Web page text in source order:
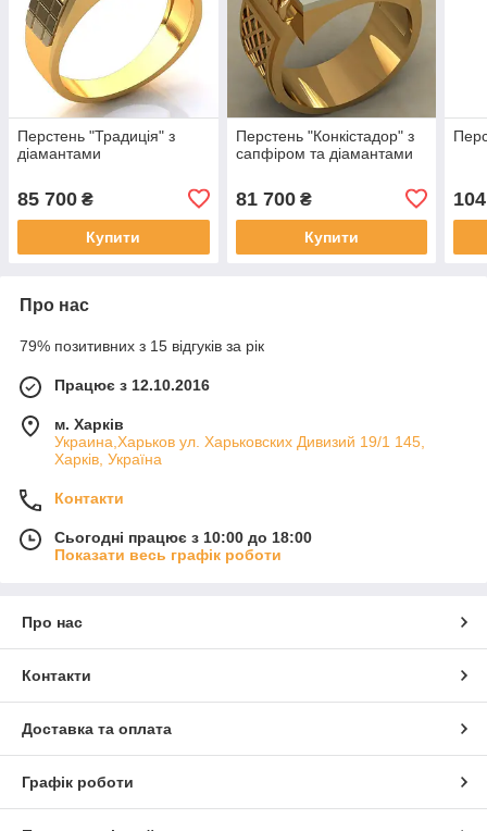
Перстень "Традиція" з
діамантами
85 700 ₴
Купити
Перстень "Конкістадор" з
сапфіром та діамантами
81 700₴
Купити
Про нас
79% позитивних з 15 відгуків за рік
Працює з 12.10.2016
м. Харків
Украина,Харьков ул. Харьковских Дивизий 19/1 145,
Харків, Україна
Контакти
Сьогодні працює з 10:00 до 18:00
Показати весь графік роботи
Про нас
Контакти
Доставка та оплата
Графік роботи